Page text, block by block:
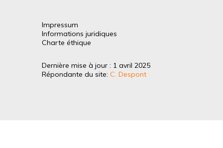
Impressum
Informations juridiques
Charte éthique
Dernière mise à jour : 1 avril 2025
Répondante du site: C. Despont